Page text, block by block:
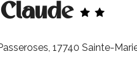
17740 Sainte-